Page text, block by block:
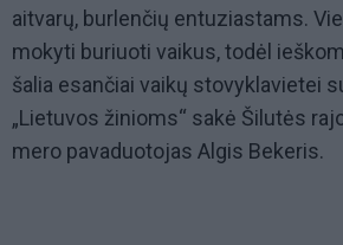
aitvarų, burlenčių entuziastams.
mokyti buriuoti vaikus, todėl
šalia esančiai vaikų stovyklavietei
„Lietuvos žinioms“ sakė Šilutės
mero pavaduotojas Algis Bekeris.